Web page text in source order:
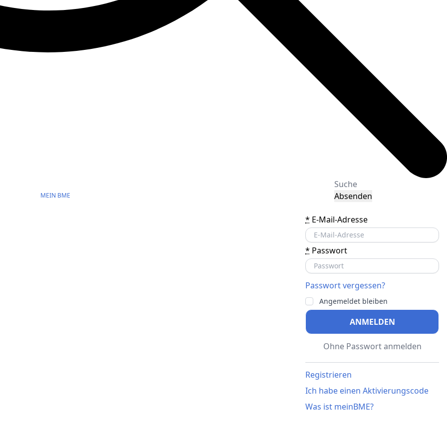
Absenden
MEIN BME
* E-Mail-Adresse
* Passwort
Passwort vergessen?
Angemeldet bleiben
ANMELDEN
Ohne Passwort anmelden
Registrieren
Ich habe einen Aktivierungscode
Was ist meinBME?